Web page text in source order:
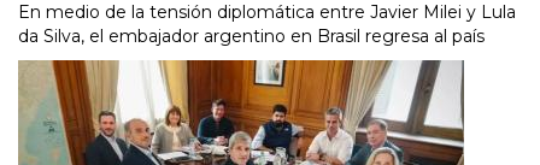
En medio de la tensión diplomática entre Javier Milei y Lula
da Silva, el embajador argentino en Brasil regresa al país